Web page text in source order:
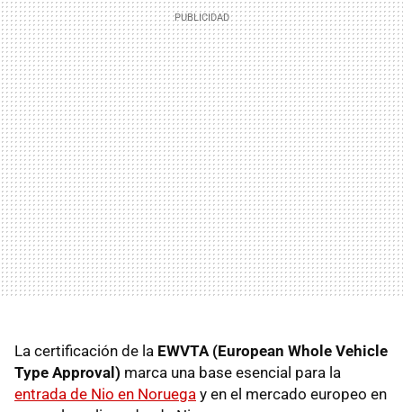
La certificación de la EWVTA (European Whole Vehicle
Type Approval) marca una base esencial para la
entrada de Nio en Noruega y en el mercado europeo en